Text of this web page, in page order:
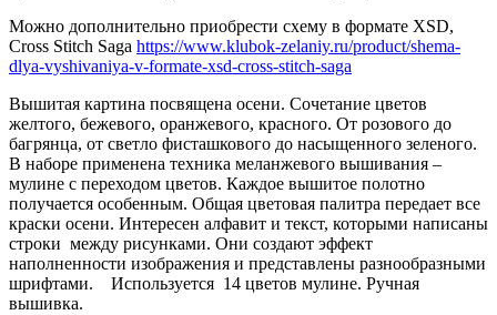
Можно дополнительно приобрести схему в формате XSD,
Cross Stitch Saga https://www.klubok-zelaniy.ru/product/shema-
dlya-vyshivaniya-v-formate-xsd-cross-stitch-saga
Вышитая картина посвящена осени. Сочетание цветов
желтого, бежевого, оранжевого, красного. От розового до
багрянца, от светло фисташкового до насыщенного зеленого.
В наборе применена техника меланжевого вышивания –
мулине с переходом цветов. Каждое вышитое полотно
получается особенным. Общая цветовая палитра передает все
краски осени. Интересен алфавит и текст, которыми написаны
строки между рисунками. Они создают эффект
наполненности изображения и представлены разнообразными
шрифтами.
Используется 14 цветов мулине. Ручная
вышивка.